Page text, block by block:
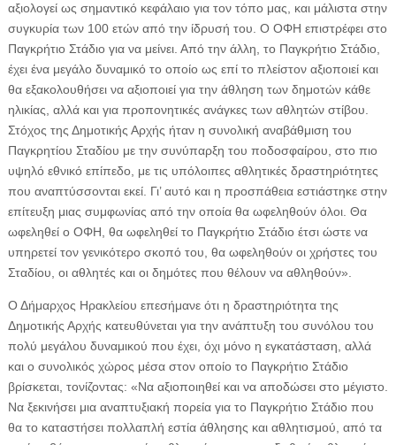
αξιολογεί ως σημαντικό κεφάλαιο για τον τόπο μας, και μάλιστα στην
συγκυρία των 100 ετών από την ίδρυσή του. Ο ΟΦΗ επιστρέφει στο
Παγκρήτιο Στάδιο για να μείνει. Από την άλλη, το Παγκρήτιο Στάδιο,
έχει ένα μεγάλο δυναμικό το οποίο ως επί το πλείστον αξιοποιεί και
θα εξακολουθήσει να αξιοποιεί για την άθληση των δημοτών κάθε
ηλικίας, αλλά και για προπονητικές ανάγκες των αθλητών στίβου.
Στόχος της Δημοτικής Αρχής ήταν η συνολική αναβάθμιση του
Παγκρητίου Σταδίου με την συνύπαρξη του ποδοσφαίρου, στο πιο
υψηλό εθνικό επίπεδο, με τις υπόλοιπες αθλητικές δραστηριότητες
που αναπτύσσονται εκεί. Γι’ αυτό και η προσπάθεια εστιάστηκε στην
επίτευξη μιας συμφωνίας από την οποία θα ωφεληθούν όλοι. Θα
ωφεληθεί ο ΟΦΗ, θα ωφεληθεί το Παγκρήτιο Στάδιο έτσι ώστε να
υπηρετεί τον γενικότερο σκοπό του, θα ωφεληθούν οι χρήστες του
Σταδίου, οι αθλητές και οι δημότες που θέλουν να αθληθούν».
Ο Δήμαρχος Ηρακλείου επεσήμανε ότι η δραστηριότητα της
Δημοτικής Αρχής κατευθύνεται για την ανάπτυξη του συνόλου του
πολύ μεγάλου δυναμικού που έχει, όχι μόνο η εγκατάσταση, αλλά
και ο συνολικός χώρος μέσα στον οποίο το Παγκρήτιο Στάδιο
βρίσκεται, τονίζοντας: «Να αξιοποιηθεί και να αποδώσει στο μέγιστο.
Να ξεκινήσει μια αναπτυξιακή πορεία για το Παγκρήτιο Στάδιο που
θα το καταστήσει πολλαπλή εστία άθλησης και αθλητισμού, από τα